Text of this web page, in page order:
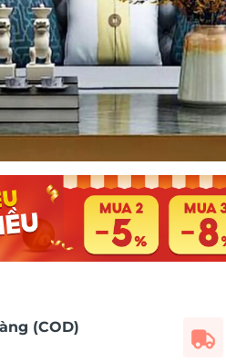
(COD)